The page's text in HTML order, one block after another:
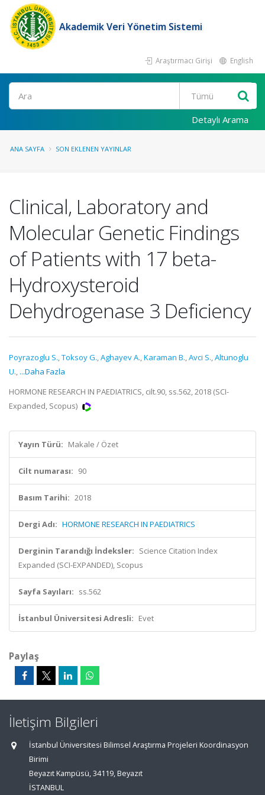
Akademik Veri Yönetim Sistemi
Araştırmacı Girişi English
Ara
Detaylı Arama
ANA SAYFA SON EKLENEN YAYINLAR
Clinical, Laboratory and
Molecular Genetic Findings
of Patients with 17 beta-
Hydroxysteroid
Dehydrogenase 3 Deficiency
Poyrazoglu S.,Toksoy G.,Aghayev A.,Karaman B.,Avci S.,Altunoglu
U., ...Daha Fazla
HORMONE RESEARCH IN PAEDIATRICS, cilt.90, ss.562, 2018 (SCI-
Expanded, Scopus)
Yayın Türü: Makale / Özet
Cilt numarası: 90
Basım Tarihi: 2018
Dergi Adı: HORMONE RESEARCH IN PAEDIATRICS
Derginin Tarandığı İndeksler: Science Citation Index
Expanded (SCI-EXPANDED), Scopus
Sayfa Sayıları: ss.562
İstanbul Üniversitesi Adresli: Evet
Paylaş
İletişim Bilgileri
İstanbul Üniversitesi Bilimsel Araştırma Projeleri Koordinasyon
Birimi
Beyazıt Kampüsü, 34119, Beyazıt
İSTANBUL